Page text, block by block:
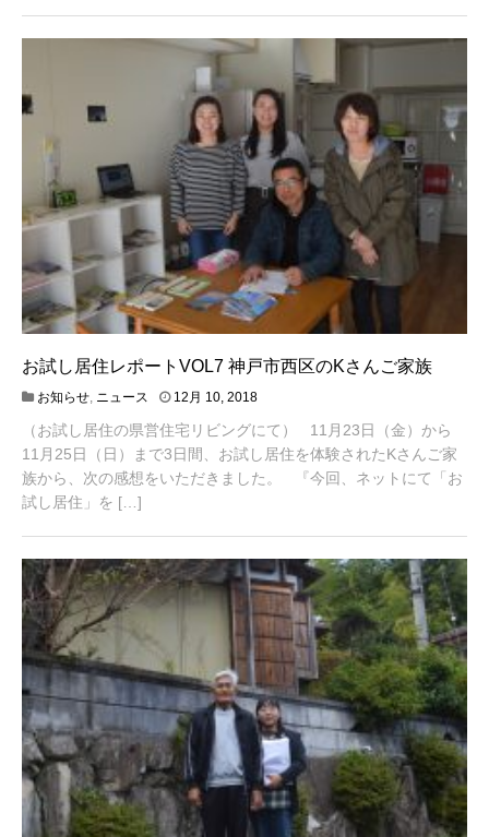
お試し居住レポートVOL7 神戸市西区のKさんご家族
お知らせ, ニュース 12月 10, 20184
2
,
2
（お試し居住の県営住宅リビングにて） 11月23日（金）から
11月25日（日）まで3日間、お試し居住を体験されたKさんご家
族から、次の感想をいただきました。 『今回、ネットにて「お
試し居住」を […]